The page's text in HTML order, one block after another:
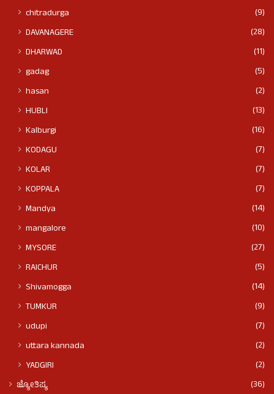
chitradurga
(9)
DAVANAGERE
(28)
DHARWAD
(11)
gadag
(5)
hasan
(2)
HUBLI
(13)
Kalburgi
(16)
KODAGU
(7)
KOLAR
(7)
KOPPALA
(7)
Mandya
(14)
mangalore
(10)
MYSORE
(27)
RAICHUR
(5)
Shivamogga
(14)
TUMKUR
(9)
udupi
(7)
uttara kannada
(2)
YADGIRI
(2)
ಜ್ಯೋತಿಷ್ಯ
(36)